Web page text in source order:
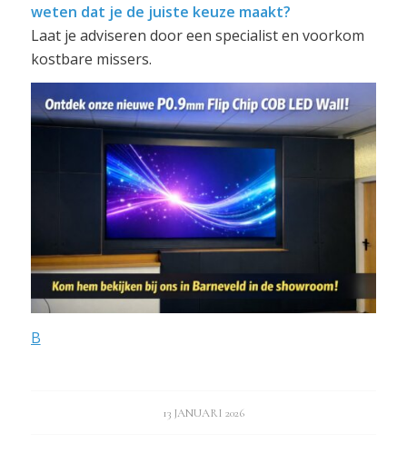
weten dat je de juiste keuze maakt?
Laat je adviseren door een specialist en voorkom
kostbare missers.
B
13 JANUARI 2026